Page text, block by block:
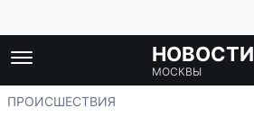
НОВОСТИ
МОСКВЫ
ПРОИСШЕСТВИЯ